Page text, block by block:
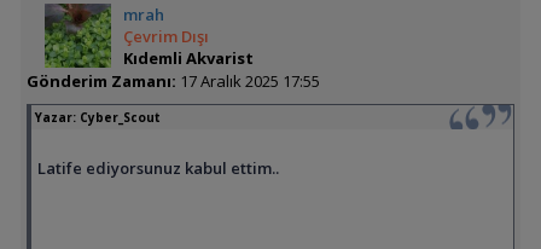
mrah
Çevrim Dışı
Kıdemli Akvarist
Gönderim Zamanı: 17 Aralık 2025 17:55
Yazar: Cyber_Scout
Latife ediyorsunuz kabul ettim..